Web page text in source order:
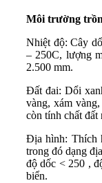
Môi trường
Nhiệt độ: Cây
– 250C, lượng
2.500 mm.
Đất đai: Dổi
vàng, xám
còn tính chất đất
Địa hình: Thích
trong đó dạng
độ dốc < 250 ,
biển.